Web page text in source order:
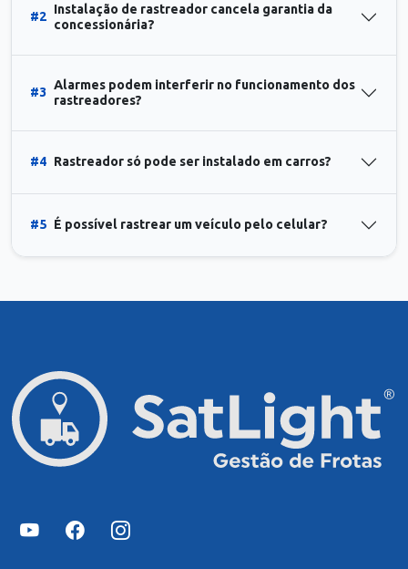
#2
Instalação de rastreador cancela garantia da
concessionária?
#3
Alarmes podem interferir no funcionamento dos
rastreadores?
#4 Rastreador só pode ser instalado em carros?
#5 É possível rastrear um veículo pelo celular?